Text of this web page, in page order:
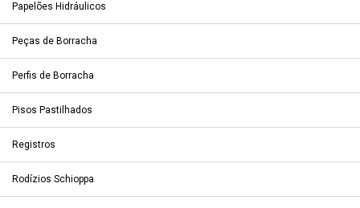
Papelões Hidráulicos
Peças de Borracha
Perfis de Borracha
Pisos Pastilhados
Registros
Rodízios Schioppa